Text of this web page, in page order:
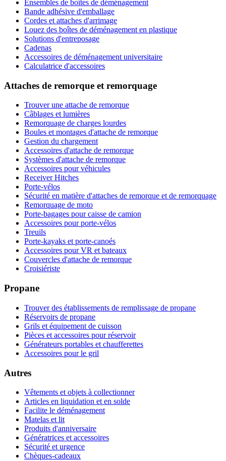
Ensembles de boîtes de déménagement
Bande adhésive d'emballage
Cordes et attaches d'arrimage
Louez des boîtes de déménagement en plastique
Solutions d'entreposage
Cadenas
Accessoires de déménagement universitaire
Calculatrice d'accessoires
Attaches de remorque et remorquage
Trouver une attache de remorque
Câblages et lumières
Remorquage de charges lourdes
Boules et montages d'attache de remorque
Gestion du chargement
Accessoires d'attache de remorque
Systèmes d'attache de remorque
Accessoires pour véhicules
Receiver Hitches
Porte-vélos
Sécurité en matière d'attaches de remorque et de remorquage
Remorquage de moto
Porte-bagages pour caisse de camion
Accessoires pour porte-vélos
Treuils
Porte-kayaks et porte-canoés
Accessoires pour VR et bateaux
Couvercles d'attache de remorque
Croisiériste
Propane
Trouver des établissements de remplissage de propane
Réservoirs de propane
Grils et équipement de cuisson
Pièces et accessoires pour réservoir
Générateurs portables et chaufferettes
Accessoires pour le gril
Autres
Vêtements et objets à collectionner
Articles en liquidation et en solde
Facilite le déménagement
Matelas et lit
Produits d'anniversaire
Génératrices et accessoires
Sécurité et urgence
Chèques-cadeaux